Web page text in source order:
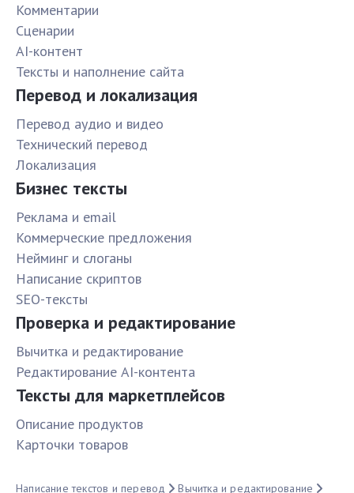
Комментарии
Сценарии
AI-контент
Тексты и наполнение сайта
Перевод и локализация
Перевод аудио и видео
Технический перевод
Локализация
Бизнес тексты
Реклама и email
Коммерческие предложения
Нейминг и слоганы
Написание скриптов
SEO-тексты
Проверка и редактирование
Вычитка и редактирование
Редактирование AI-контента
Тексты для маркетплейсов
Описание продуктов
Карточки товаров
Написание текстов и перевод
Вычитка и редактирование